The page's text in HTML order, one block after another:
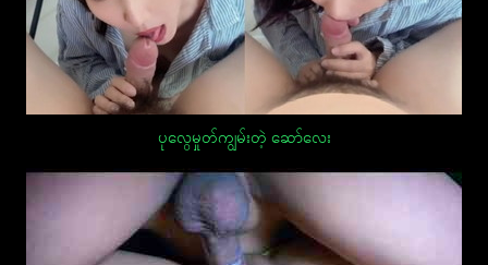
ပုလွေမှုတ်ကျွမ်းတဲ့ ဆော်လေး